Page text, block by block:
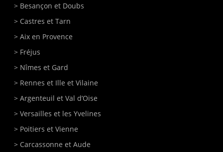
> Besançon et Doubs
> Castres et Tarn
>Aix en Provence
> Fréjus
> Nîmes et Gard
> Rennes et Ille et Vilaine
>Argenteuil et Val d’Oise
>Versailles et les Yvelines
> Poitiers et Vienne
> Carcassonne et Aude